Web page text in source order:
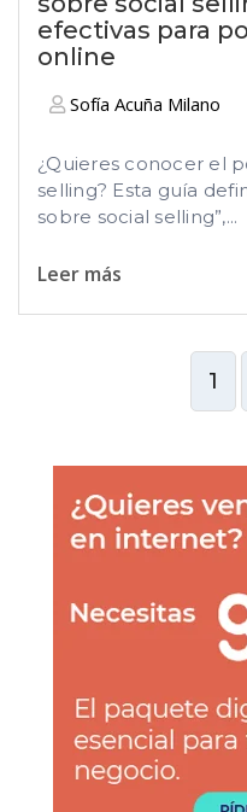
efectivas para
online
Sofía Acuña Milano
¿Quieres conocer el
selling? Esta guía
sobre social selling”,...
Leer más
1